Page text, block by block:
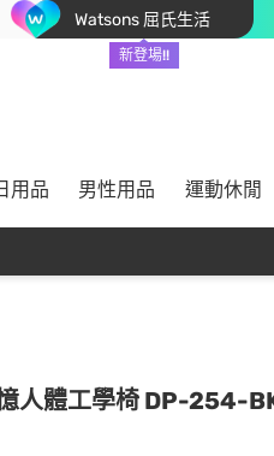
Watsons 屈氏生活
新登場!!
用品 男性用品 運動休閒
人體工學椅 DP-254-